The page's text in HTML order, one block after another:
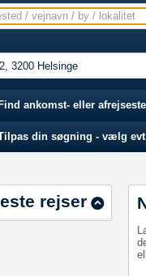
/ vejnavn / by / lokalitet
Find ankomst- eller
din søgning - vælg
rejser